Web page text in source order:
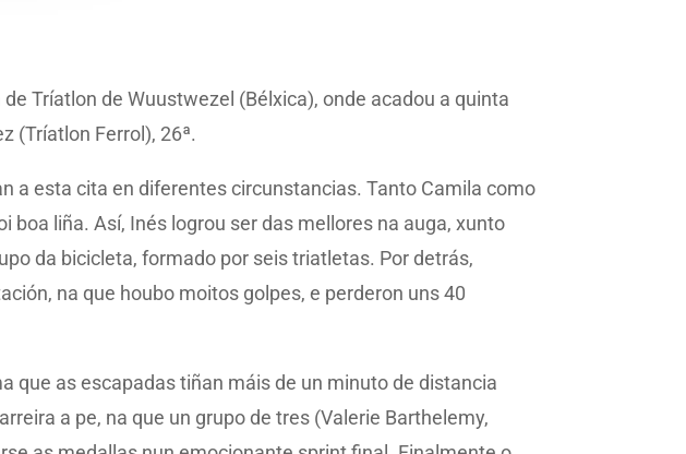
Tríatlon de Wuustwezel (Bélxica), onde acadou a quinta
(Tríatlon Ferrol), 26ª.
a esta cita en diferentes circunstancias. Tanto Camila como
liña. Así, Inés logrou ser das mellores na auga, xunto
da bicicleta, formado por seis triatletas. Por detrás,
na que houbo moitos golpes, e perderon uns 40
que as escapadas tiñan máis de un minuto de distancia
a pe, na que un grupo de tres (Valerie Barthelemy,